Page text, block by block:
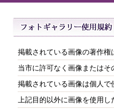
掲載されている画像の著作権
当市に許可なく画像またはそ
掲載されている画像は個人で
上記目的以外に画像を使用